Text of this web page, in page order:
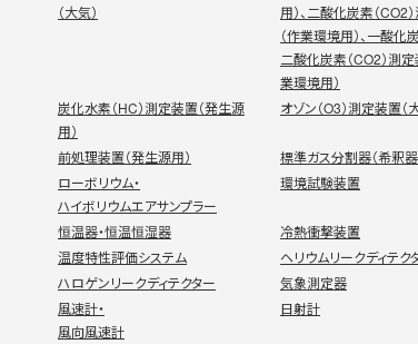
（大気）
用）、二酸化炭素（CO2
（作業環境用）、一酸化
二酸化炭素（CO2）測定
業環境用）
炭化水素（HC）測定装置（発生源
用）
オゾン（O3）測定装置（
前処理装置（発生源用）
標準ガス分割器（希釈器
ローボリウム・
ハイボリウムエアサンプラー
環境試験装置
恒温器・恒温恒湿器
冷熱衝撃装置
温度特性評価システム
ヘリウムリークディテク
ハロゲンリークディテクター
気象測定器
風速計・
風向風速計
日射計